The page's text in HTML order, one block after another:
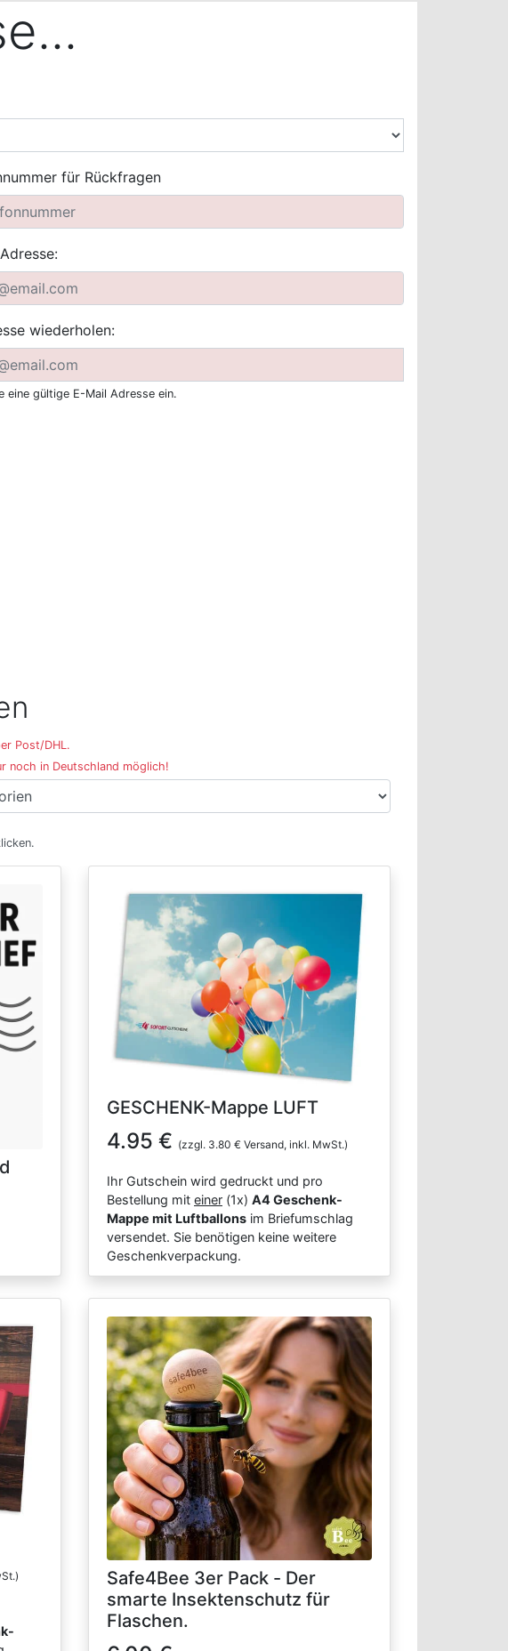
für Rückfragen
wiederholen:
eine gültige E-Mail Adresse ein.
Post/DHL.
noch in Deutschland möglich!
GESCHENK-Mappe LUFT
4.95 € (zzgl. 3.80 € Versand, inkl. MwSt.)
Ihr Gutschein wird gedruckt und pro
Bestellung mit einer (1x) A4 Geschenk-
Mappe mit Luftballons im Briefumschlag
versendet. Sie benötigen keine weitere
Geschenkverpackung.
Safe4Bee 3er Pack - Der
smarte Insektenschutz für
Flaschen.